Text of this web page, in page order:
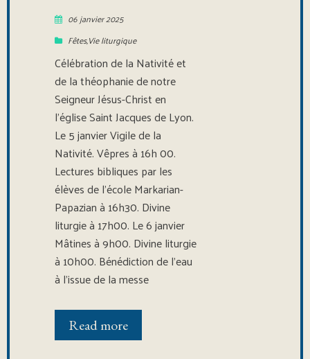
06 janvier 2025
Fêtes,Vie liturgique
Célébration de la Nativité et
de la théophanie de notre
Seigneur Jésus-Christ en
l’église Saint Jacques de Lyon.
Le 5 janvier Vigile de la
Nativité. Vêpres à 16h 00.
Lectures bibliques par les
élèves de l’école Markarian-
Papazian à 16h30. Divine
liturgie à 17h00. Le 6 janvier
Mâtines à 9h00. Divine liturgie
à 10h00. Bénédiction de l’eau
à l’issue de la messe
Read more